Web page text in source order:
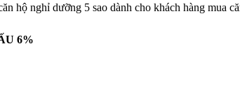
hộ nghỉ dưỡng 5 sao dành cho khách hàng
6%